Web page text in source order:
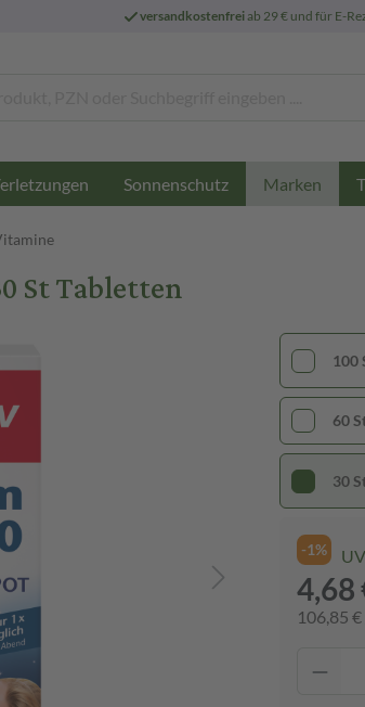
versandkostenfreiab 29 € und für E-
Sonnenschutz Marken
St Tabletten
100
60
30
-1%
4,68
106,85